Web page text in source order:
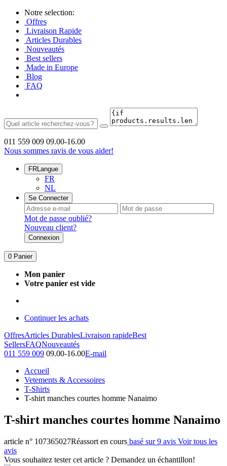
Notre selection:
Offres
Livraison Rapide
Articles Durables
Nouveautés
Best sellers
Made in Europe
Blog
FAQ
011 559 009 09.00-16.00
Nous sommes ravis de vous aider!
FRLangue
FR
NL
Se Connecter
Mot de passe oublié?
Nouveau client?
Connexion
0 Panier
Mon panier
Votre panier est vide
Continuer les achats
OffresArticles DurablesLivraison rapideBest
SellersFAQNouveautés
011 559 009 09.00-16.00E-mail
Accueil
Vetements & Accessoires
T-Shirts
T-shirt manches courtes homme Nanaimo
T-shirt manches courtes homme Nanaimo
article n° 107365027Réassort en cours basé sur 9 avis Voir tous les
avis
Vous souhaitez tester cet article ? Demandez un échantillon!